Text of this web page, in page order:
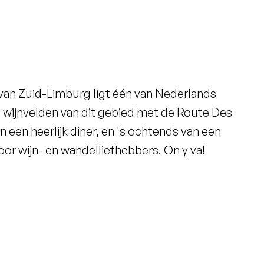
Zuid-Limburg ligt één van Nederlands
van dit gebied met de Route Des
een heerlijk diner, en 's ochtends van een
wijn- en wandelliefhebbers.On y va!